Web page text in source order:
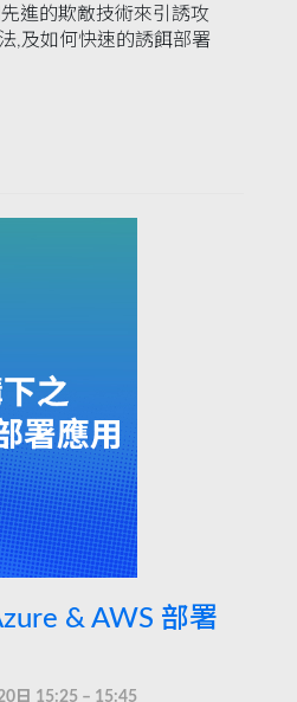
進的欺敵技術來引誘攻
,及如何快速的誘餌部署
& AWS 部署
日 15:25 – 15:45